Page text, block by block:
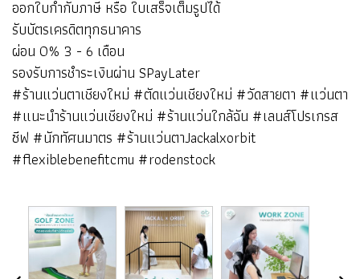
ออกใบกำกับภาษี หรือ ใบเสร็จเต็มรูปได้
รับบัตรเครดิตทุกธนาคาร
ผ่อน 0% 3 - 6 เดือน
รองรับการชำระเงินผ่าน SPayLater
#ร้านแว่นตาเชียงใหม่ #ตัดแว่นเชียงใหม่ #วัดสายตา #แว่นตา
#แนะนำร้านแว่นเชียงใหม่ #ร้านแว่นใกล้ฉัน #เลนส์โปรเกรส
ซีฟ #นักทัศนมาตร #ร้านแว่นตาJackalxorbit
#flexiblebenefitcmu #rodenstock